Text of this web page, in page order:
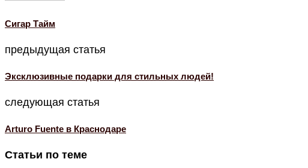
Cигар Тайм
предыдущая статья
Эксклюзивные подарки для стильных людей!
следующая статья
Arturo Fuente в Краснодаре
Статьи по теме